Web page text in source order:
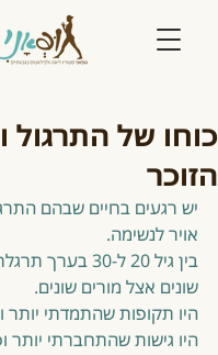
כוחו של התרגול
הזוכר
יש רגעים בחיים שבהם
אויר לנשימה.
בין גיל 20 ל-30
שונים אצל מורים שונים.
היו תקופות שהתמדתי יותר
היו גישות שהתחברתי יותר